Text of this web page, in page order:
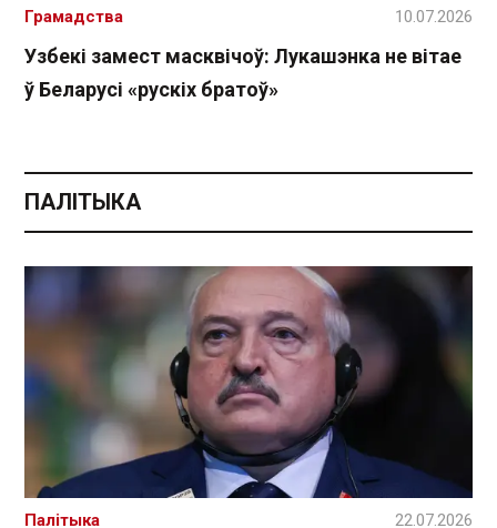
Узбекі замест масквічоў: Лукашэнка не вітае
ў Беларусі «рускіх братоў»
Грамадства 10.07.2026
ПАЛІТЫКА
Палітыка 22.07.2026